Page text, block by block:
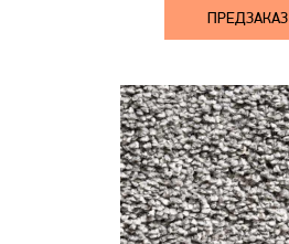
ПРЕДЗАКАЗ